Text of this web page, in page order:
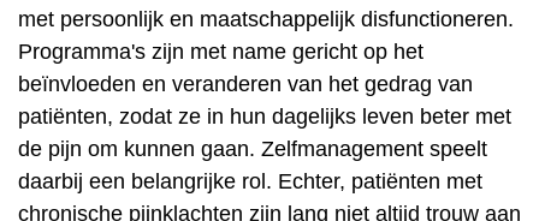
met persoonlijk en maatschappelijk disfunctioneren.
Programma's zijn met name gericht op het
beïnvloeden en veranderen van het gedrag van
patiënten, zodat ze in hun dagelijks leven beter met
de pijn om kunnen gaan. Zelfmanagement speelt
daarbij een belangrijke rol. Echter, patiënten met
chronische pijnklachten zijn lang niet altijd trouw aan